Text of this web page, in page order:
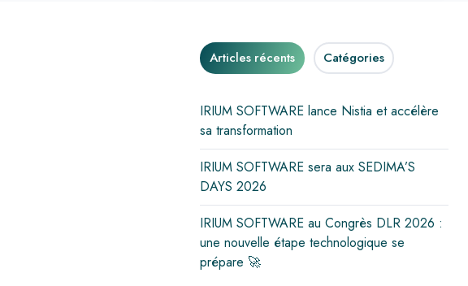
Articles récents Catégories
IRIUM SOFTWARE lance Nistia et accélère
sa transformation
IRIUM SOFTWARE sera aux SEDIMA’S
DAYS 2026
IRIUM SOFTWARE au Congrès DLR 2026 :
une nouvelle étape technologique se
prépare 🚀